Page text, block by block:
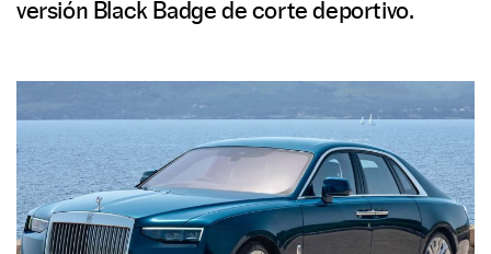
versión Black Badge de corte deportivo.